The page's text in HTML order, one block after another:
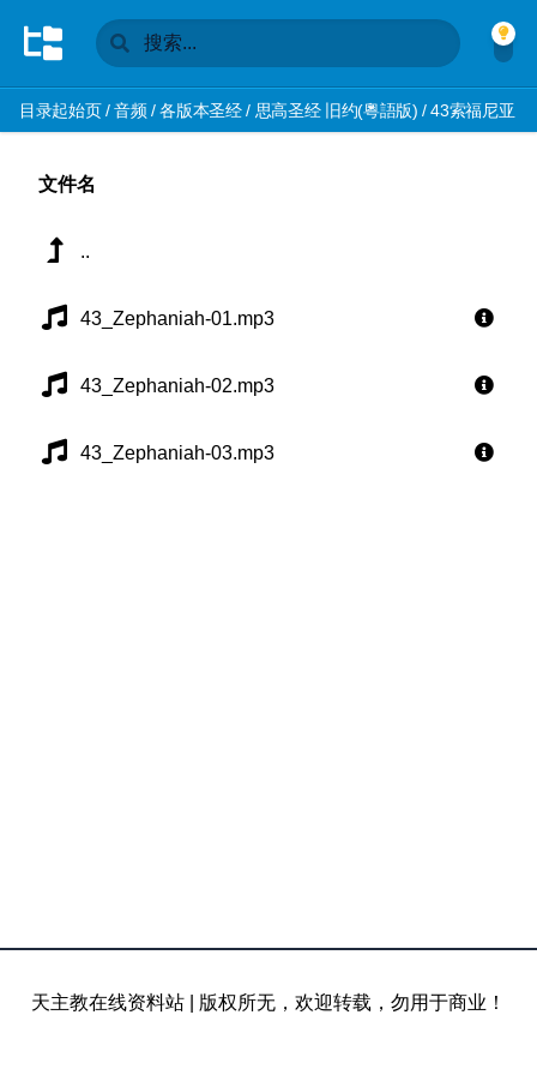
目录起始页/音频/各版本圣经/ 思高圣经 旧约(粵語版) /43索福尼亚
文件名
..
43_Zephaniah-01.mp3
43_Zephaniah-02.mp3
43_Zephaniah-03.mp3
天主教在线资料站 版权所无，欢迎转载，勿用于商业！